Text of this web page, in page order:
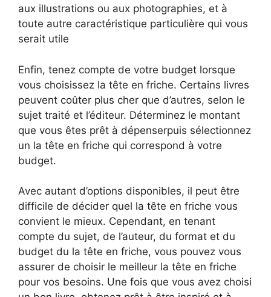
aux illustrations ou aux photographies, et à
toute autre caractéristique particulière qui vous
serait utile
Enfin, tenez compte de votre budget lorsque
vous choisissez la tête en friche. Certains livres
peuvent coûter plus cher que d’autres, selon le
sujet traité et l’éditeur. Déterminez le montant
que vous êtes prêt à dépenserpuis sélectionnez
un la tête en friche qui correspond à votre
budget.
Avec autant d’options disponibles, il peut être
difficile de décider quel la tête en friche vous
convient le mieux. Cependant, en tenant
compte du sujet, de l’auteur, du format et du
budget du la tête en friche, vous pouvez vous
assurer de choisir le meilleur la tête en friche
pour vos besoins. Une fois que vous avez choisi